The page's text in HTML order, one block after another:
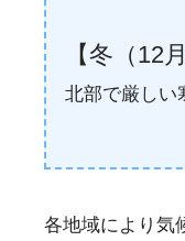
【冬（12
北部で厳しい
各地域により気